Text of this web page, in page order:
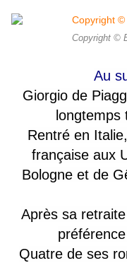
Copyright ©
Au
Giorgio de
longtemps
Rentré en
française aux
Bologne et de
Après sa
Quatre de ses